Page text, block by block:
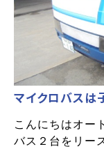
マイクロバスは
こんにちはオー
バス２台をリー